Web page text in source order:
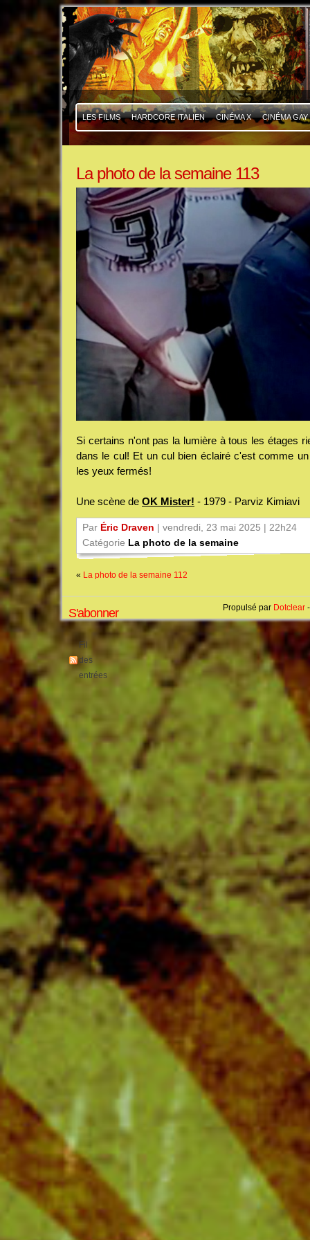
LES FILMS HARDCORE ITALIEN CINÉMA X CINÉMA GAY
La photo de la semaine 113
Si certains n'ont pas la lumière à tous les étages
dans le cul! Et un cul bien éclairé c'est comme
les yeux fermés!
Une scène de OK Mister! - 1979 - Parviz Kimiavi
Par Éric Draven | vendredi, 23 mai 2025 | 22h24
Catégorie La photo de la semaine
« La photo de la semaine 112
S'abonner
Fil
des
entrées
Propulsé par Dotclear